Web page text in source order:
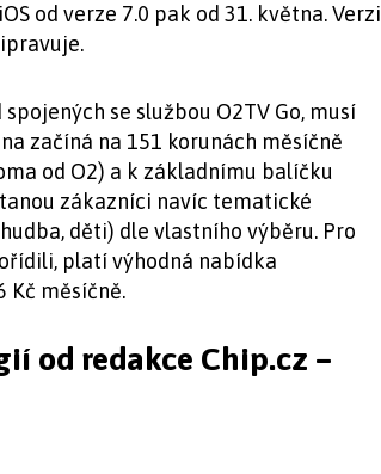
od verze 7.0 pak od 31. května. Verzi
se službou O2TV Go, musí
začíná na 151 korunách měsíčně
od O2) a k základnímu balíčku
zákazníci navíc tematické
děti) dle vlastního výběru. Pro
platí výhodná nabídka
Kč měsíčně.
od redakce Chip.cz –